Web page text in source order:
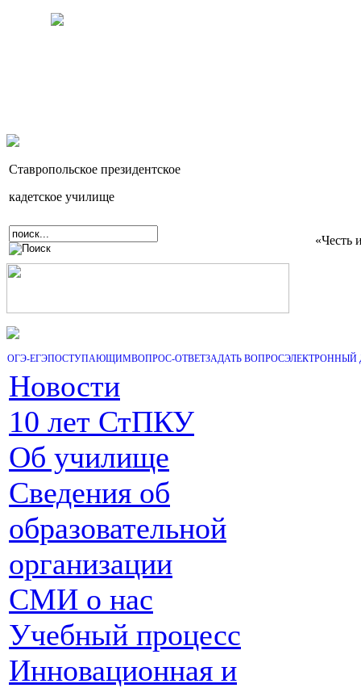
Ставропольское президентское
кадетское училище
«Честь
ОГЭ-ЕГЭПОСТУПАЮЩИМВОПРОС-ОТВЕТЗАДАТЬ ВОПРОСЭЛЕКТРОННЫЙ
Новости
10 лет СтПКУ
Об училище
Сведения об
образовательной
организации
СМИ о нас
Учебный процесс
Инновационная и